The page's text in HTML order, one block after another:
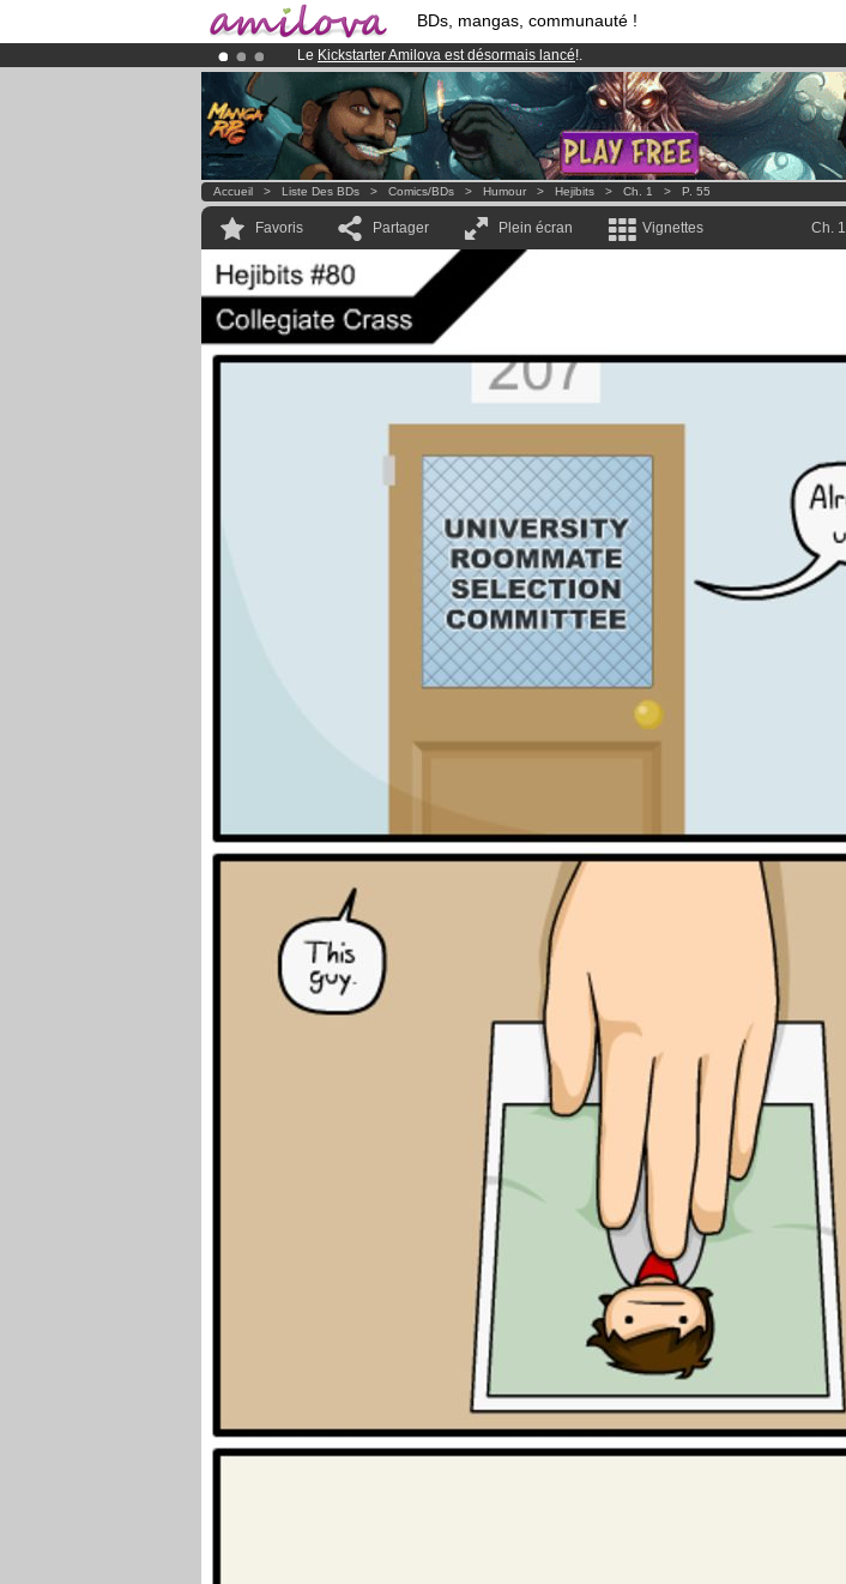
BDs, mangas, communauté !
Le Kickstarter Amilova est désormais lancé!.
Abonnement premium: à partir de3.95 eurospar mois !Clique ici pour t'abonner
Déjà 100000membreset 1000BDs & Mangas!
Accueil > Liste Des BDs > Comics/BDs > Humour > Hejibits > Ch. 1 > P. 55
Favoris Partager Plein écran Vignettes Ch. 1